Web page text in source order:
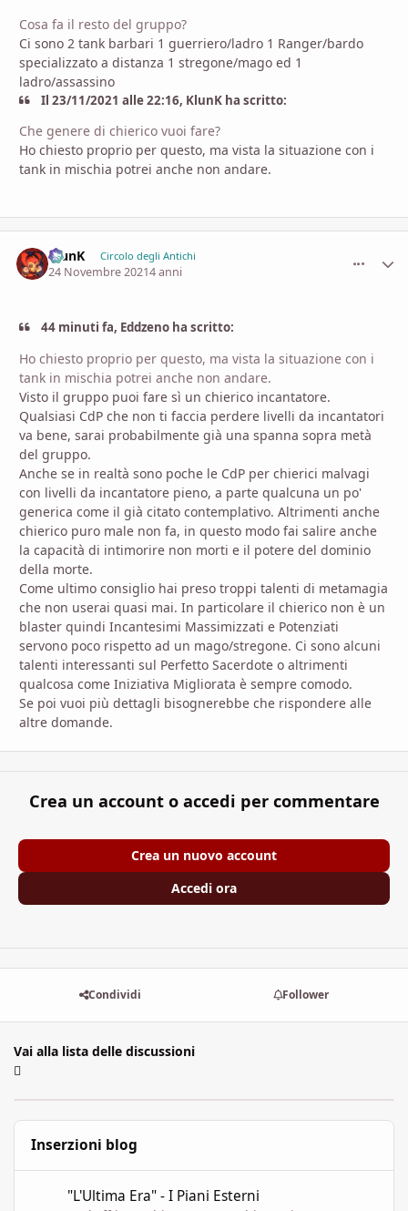
Cosa fa il resto del gruppo?
Ci sono 2 tank barbari 1 guerriero/ladro 1 Ranger/bardo
specializzato a distanza 1 stregone/mago ed 1
ladro/assassino
Il 23/11/2021 alle 22:16, KlunK ha scritto:
Che genere di chierico vuoi fare?
Ho chiesto proprio per questo, ma vista la situazione con i
tank in mischia potrei anche non andare.
KlunK Circolo degli Antichi
24 Novembre 20214 anni
44 minuti fa, Eddzeno ha scritto:
Ho chiesto proprio per questo, ma vista la situazione con i
tank in mischia potrei anche non andare.
Visto il gruppo puoi fare sì un chierico incantatore.
Qualsiasi CdP che non ti faccia perdere livelli da incantatori
va bene, sarai probabilmente già una spanna sopra metà
del gruppo.
Anche se in realtà sono poche le CdP per chierici malvagi
con livelli da incantatore pieno, a parte qualcuna un po'
generica come il già citato contemplativo. Altrimenti anche
chierico puro male non fa, in questo modo fai salire anche
la capacità di intimorire non morti e il potere del dominio
della morte.
Come ultimo consiglio hai preso troppi talenti di metamagia
che non userai quasi mai. In particolare il chierico non è un
blaster quindi Incantesimi Massimizzati e Potenziati
servono poco rispetto ad un mago/stregone. Ci sono alcuni
talenti interessanti sul Perfetto Sacerdote o altrimenti
qualcosa come Iniziativa Migliorata è sempre comodo.
Se poi vuoi più dettagli bisognerebbe che rispondere alle
altre domande.
Crea un account o accedi per commentare
Crea un nuovo account
Accedi ora
Condividi Follower
Vai alla lista delle discussioni
Inserzioni blog
"L'Ultima Era" - I Piani Esterni